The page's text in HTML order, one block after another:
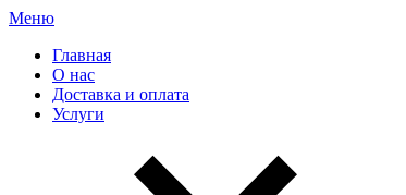
Меню
Главная
О нас
Доставка и оплата
Услуги